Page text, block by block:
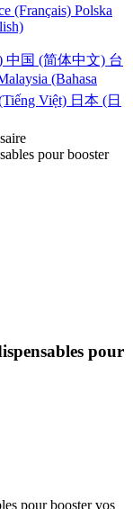
(Français) Polska
中国 (简体中文) 台
(Bahasa
Việt) 日本 (日
pour booster
pour